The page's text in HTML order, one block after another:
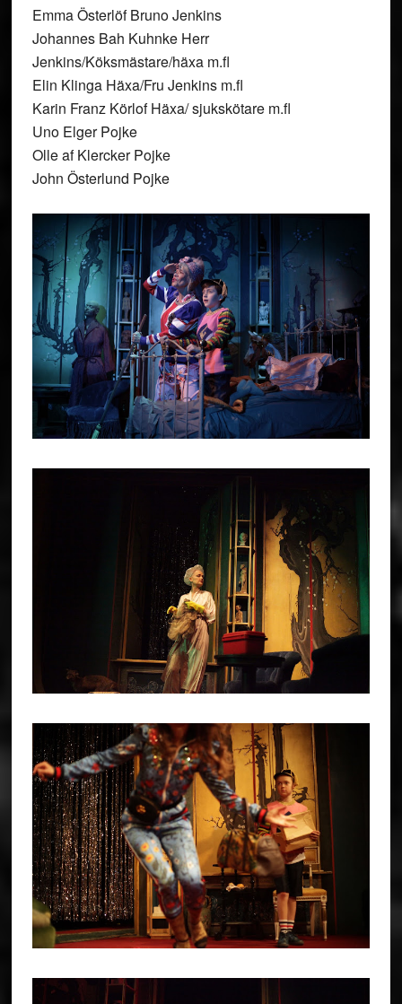
Emma Österlöf Bruno Jenkins
Johannes Bah Kuhnke Herr
Jenkins/Köksmästare/häxa m.fl
Elin Klinga Häxa/Fru Jenkins m.fl
Karin Franz Körlof Häxa/ sjukskötare m.fl
Uno Elger Pojke
Olle af Klercker Pojke
John Österlund Pojke